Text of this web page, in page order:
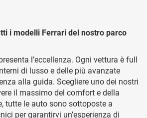
i modelli Ferrari del nostro parco
l’eccellenza. Ogni vettura è full
di lusso e delle più avanzate
alla guida. Scegliere uno dei nostri
il massimo del comfort e della
tutte le auto sono sottoposte a
per garantirvi un’esperienza di